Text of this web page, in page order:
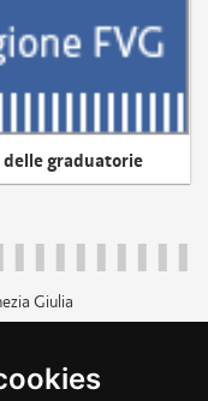
delle graduatorie
Giulia